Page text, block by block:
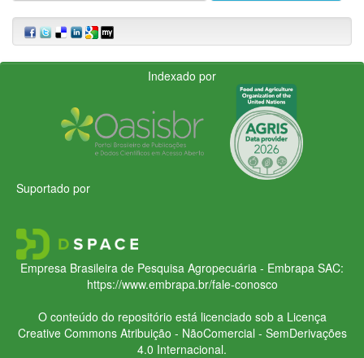
Indexado por
Suportado por
Empresa Brasileira de Pesquisa Agropecuária - Embrapa SAC:
https://www.embrapa.br/fale-conosco
O conteúdo do repositório está licenciado sob a Licença
Creative CommonsAtribuição - NãoComercial - SemDerivações
4.0 Internacional.